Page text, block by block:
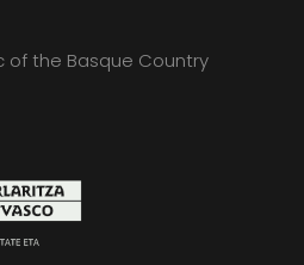
of the Basque Country